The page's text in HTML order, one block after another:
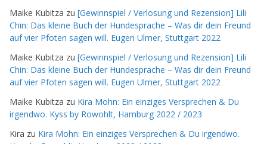
Maike Kubitza zu [Gewinnspiel / Verlosung und Rezension] Lili
Chin: Das kleine Buch der Hundesprache – Was dir dein Freund
auf vier Pfoten sagen will. Eugen Ulmer, Stuttgart 2022
Maike Kubitza zu [Gewinnspiel / Verlosung und Rezension] Lili
Chin: Das kleine Buch der Hundesprache – Was dir dein Freund
auf vier Pfoten sagen will. Eugen Ulmer, Stuttgart 2022
Maike Kubitza zu Kira Mohn: Ein einziges Versprechen & Du
irgendwo. Kyss by Rowohlt, Hamburg 2022 / 2023
Kira zu Kira Mohn: Ein einziges Versprechen & Du irgendwo.